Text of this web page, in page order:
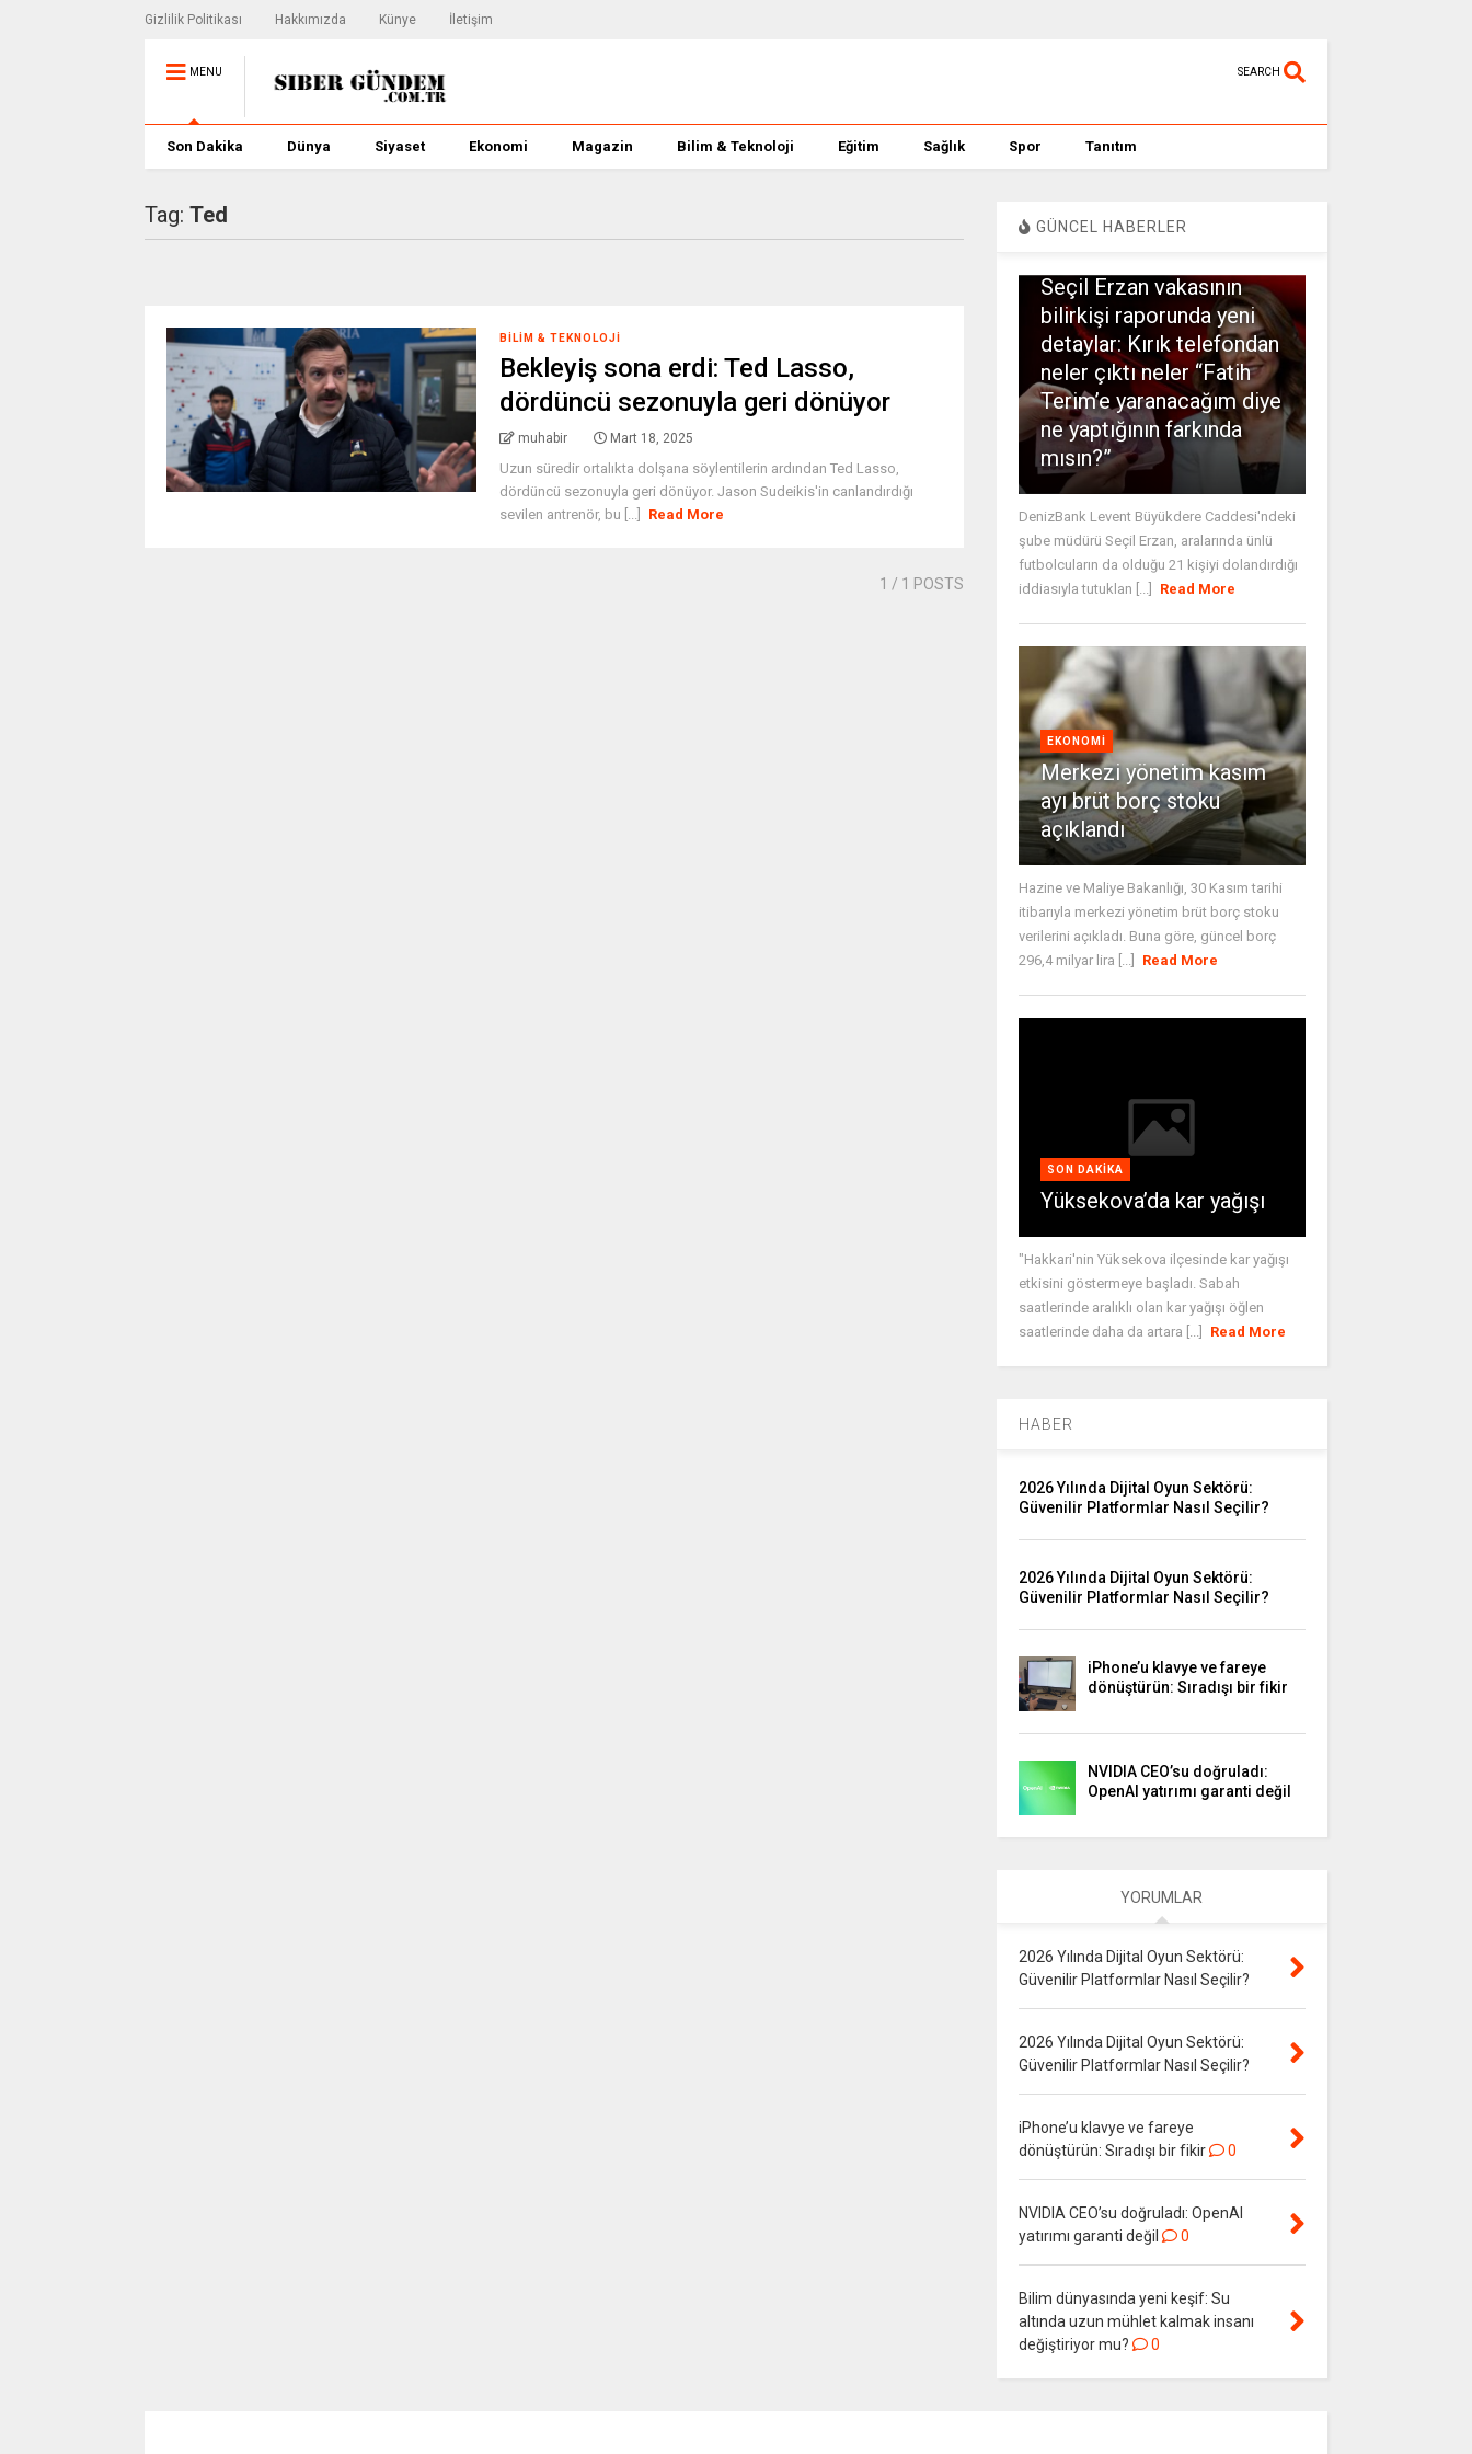
Gizlilik Politikası Hakkımızda Künye İletişim
MENU SEARCH
Son Dakika Dünya Siyaset Ekonomi Magazin Bilim & Teknoloji Eğitim Sağlık Spor Tanıtım
Tag: Ted
BILIM & TEKNOLOJI
Bekleyiş sona erdi: Ted Lasso,
dördüncü sezonuyla geri dönüyor
muhabir Mart 18, 2025
Uzun süredir ortalıkta dolşana söylentilerin ardından Ted Lasso,
dördüncü sezonuyla geri dönüyor. Jason Sudeikis'in canlandırdığı
sevilen antrenör, bu [...]
Read More
1 / 1 POSTS
GÜNCEL HABERLER
Seçil Erzan vakasının
bilirkişi raporunda yeni
detaylar: Kırık telefondan
neler çıktı neler “Fatih
Terim’e yaranacağım diye
ne yaptığının farkında
mısın?”
DenizBank Levent Büyükdere Caddesi'ndeki
şube müdürü Seçil Erzan, aralarında ünlü
futbolcuların da olduğu 21 kişiyi dolandırdığı
iddiasıyla tutuklan [...]
Read More
EKONOMI
Merkezi yönetim kasım
ayı brüt borç stoku
açıklandı
Hazine ve Maliye Bakanlığı, 30 Kasım tarihi
itibarıyla merkezi yönetim brüt borç stoku
verilerini açıkladı. Buna göre, güncel borç
296,4 milyar lira [...]
Read More
SON DAKIKA
Yüksekova’da kar yağışı
"Hakkari'nin Yüksekova ilçesinde kar yağışı
etkisini göstermeye başladı. Sabah
saatlerinde aralıklı olan kar yağışı öğlen
saatlerinde daha da artara [...]
Read More
HABER
2026 Yılında Dijital Oyun Sektörü:
Güvenilir Platformlar Nasıl Seçilir?
2026 Yılında Dijital Oyun Sektörü:
Güvenilir Platformlar Nasıl Seçilir?
iPhone’u klavye ve fareye
dönüştürün: Sıradışı bir fikir
NVIDIA CEO’su doğruladı:
OpenAI yatırımı garanti değil
YORUMLAR
2026 Yılında Dijital Oyun Sektörü:
Güvenilir Platformlar Nasıl Seçilir?
2026 Yılında Dijital Oyun Sektörü:
Güvenilir Platformlar Nasıl Seçilir?
iPhone’u klavye ve fareye
dönüştürün: Sıradışı bir fikir
0
NVIDIA CEO’su doğruladı: OpenAI
yatırımı garanti değil
0
Bilim dünyasında yeni keşif: Su
altında uzun mühlet kalmak insanı
değiştiriyor mu?
0